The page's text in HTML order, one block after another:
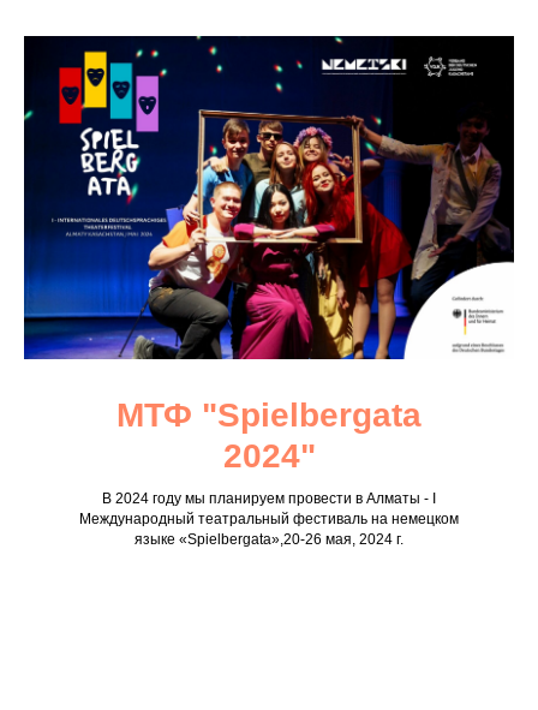
МТФ "Spielbergata
2024"
В 2024 году мы планируем провести в Алматы - I
Международный театральный фестиваль на немецком
языке «Spielbergata»,20-26 мая, 2024 г.